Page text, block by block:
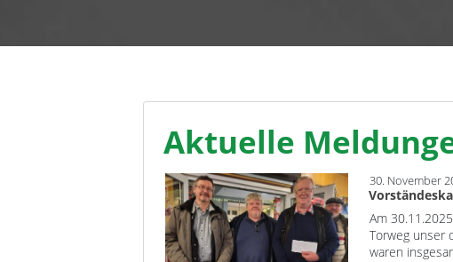
Aktuelle
30. November
Am
Torweg unser
waren